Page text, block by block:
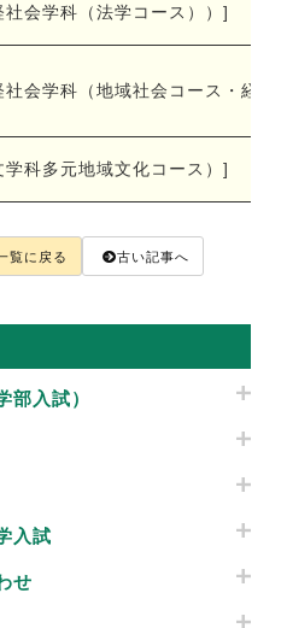
会学科（法学コース）） ]
社会学科（地域社会コース・経済
科多元地域文化コース） ]
覧に戻る 古い記事へ
部入試）
入試
せ